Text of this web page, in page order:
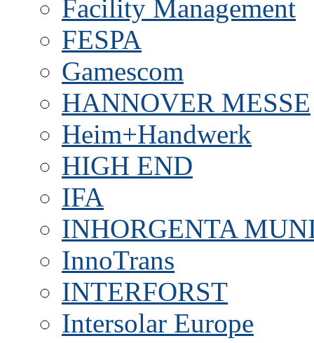
Facility Management
FESPA
Gamescom
HANNOVER MESSE
Heim+Handwerk
HIGH END
IFA
INHORGENTA
InnoTrans
INTERFORST
Intersolar Europe